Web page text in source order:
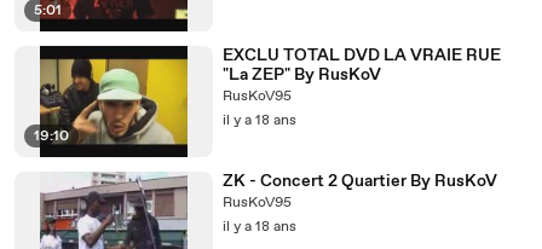
5:01
19:10
EXCLU TOTAL DVD LA VRAIE RUE
"La ZEP" By RusKoV
RusKoV95
il y a 18 ans
ZK - Concert 2 Quartier By RusKoV
RusKoV95
il y a 18 ans